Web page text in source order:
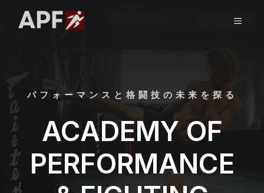
メ
パフォーマンスと格闘技の未来を探る
ACADEMY OF
PERFORMANCE